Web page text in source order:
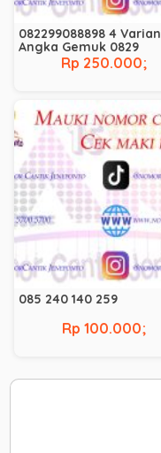
082299088898 4 Varian
Angka Gemuk 0829
Rp 250.000;
085 240 140 259
Rp 100.000;